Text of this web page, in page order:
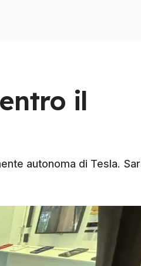
il
autonoma di Tesla.